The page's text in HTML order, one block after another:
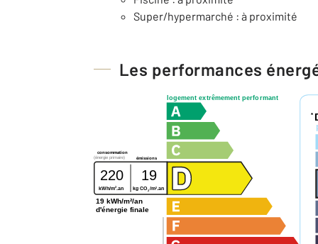
Super/hypermarché : à proximité
Les performances
logement extrêmement performant
consommation
émissions
(énergie primaire)
220 19
kWh/m2 .an kg CO2 /m2 .an
19 kWh/m²/an
d'énergie finale
*